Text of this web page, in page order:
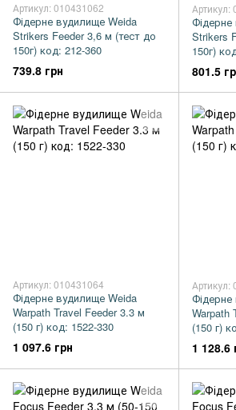
Артикул: 010431062
Фідерне вудилище Weida
Strikers Feeder 3,6 м (тест до
150г) код: 212-360
739.8 грн
Артикул:
Strikers
150г)
801.5
Артикул: 010431064
Фідерне вудилище Weida
Warpath Travel Feeder 3.3 м
(150 г) код: 1522-330
1 097.6 грн
Артикул:
Warpath
(150 г)
1 128.6